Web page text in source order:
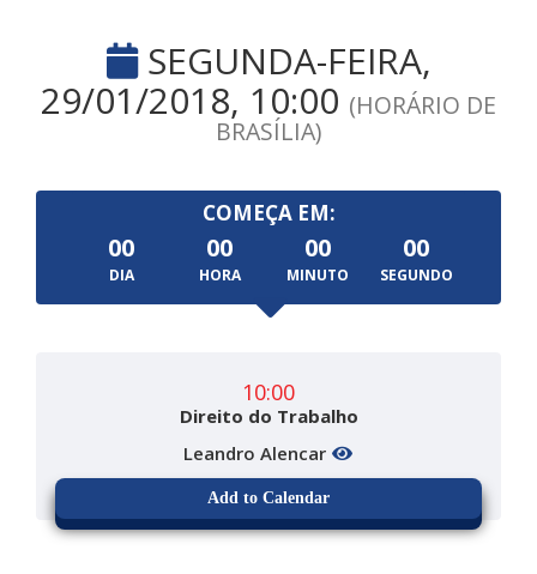
SEGUNDA-FEIRA,
29/01/2018, 10:00 (HORÁRIO DE
BRASÍLIA)
COMEÇA EM:
00
DIA
00
HORA
00
MINUTO
00
SEGUNDO
10:00
Direito do Trabalho
Leandro Alencar
Add to Calendar